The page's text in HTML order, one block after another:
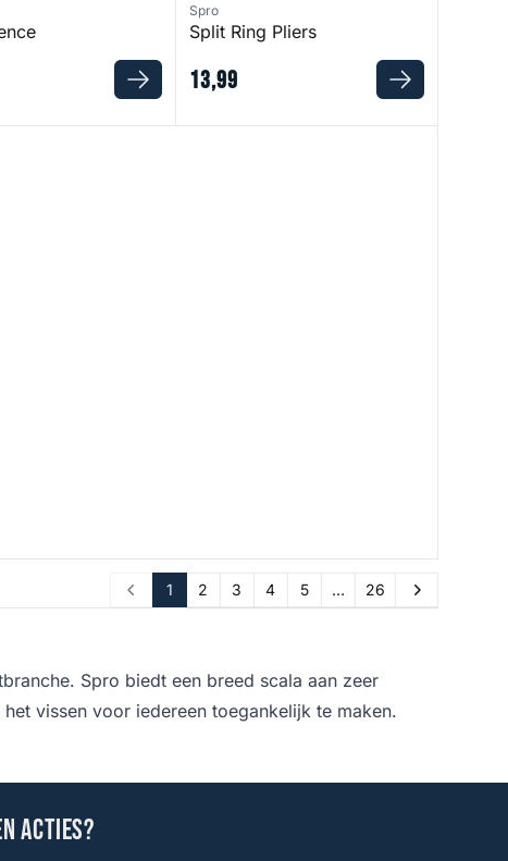
Spro
Split Ring Pliers
13,99
Prev 1 2 3 4 5 … 26 Next
Spro biedt een breed scala aan zeer
vissen voor iedereen toegankelijk te maken.
acties?